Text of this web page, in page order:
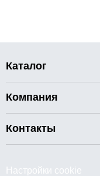
Каталог
Компания
Контакты
Настройки cookie